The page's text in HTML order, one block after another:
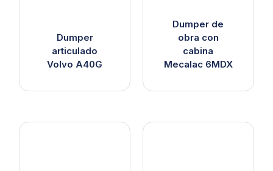
Dumper
articulado
Volvo A40G
Dumper de
obra con
cabina
Mecalac 6MDX